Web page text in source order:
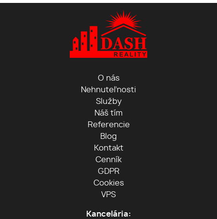
O nás
Nehnuteľnosti
Služby
Náš tím
Referencie
Blog
Kontakt
Cenník
GDPR
Cookies
VPS
Kancelária: